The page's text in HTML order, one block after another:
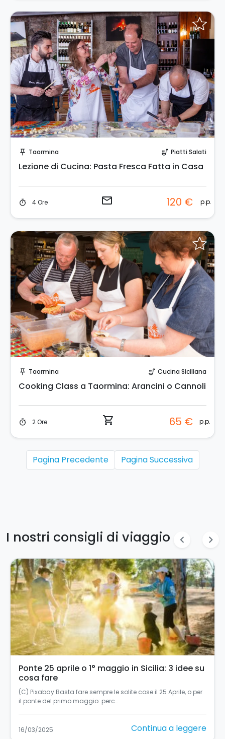
push_pin Taormina soup_kitchen Piatti Salati
Lezione di Cucina: Pasta Fresca Fatta in Casa
timer 4 Ore email 120 € p.p.
push_pin Taormina soup_kitchen Cucina Siciliana
Cooking Class a Taormina: Arancini o Cannoli
timer 2 Ore shopping_cart 65 € p.p.
Pagina Precedente Pagina Successiva
I nostri consigli di viaggio chevron_left chevron_right
Turismo accessibile in Sicilia: un’esperienza
per tutti
Turismo accessibile in Sicilia: un’esperienza per tutti La
Sicilia, si sa, è una terra in…
11/03/2025 Continua a leggere